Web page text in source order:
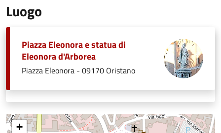
Luogo
Piazza Eleonora e statua di
Eleonora d'Arborea
Piazza Eleonora - 09170 Oristano
+